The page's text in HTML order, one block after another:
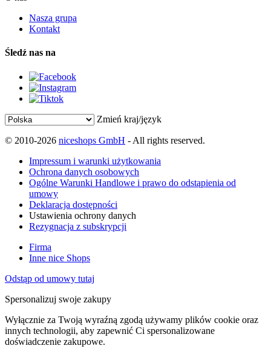
Nasza grupa
Kontakt
Śledź nas na
Zmień kraj/język
© 2010-2026 niceshops GmbH - All rights reserved.
Impressum i warunki użytkowania
Ochrona danych osobowych
Ogólne Warunki Handlowe i prawo do odstąpienia od
umowy
Deklaracja dostępności
Ustawienia ochrony danych
Rezygnacja z subskrypcji
Firma
Inne nice Shops
Odstąp od umowy tutaj
Spersonalizuj swoje zakupy
Wyłącznie za Twoją wyraźną zgodą używamy plików cookie oraz
innych technologii, aby zapewnić Ci spersonalizowane
doświadczenie zakupowe.